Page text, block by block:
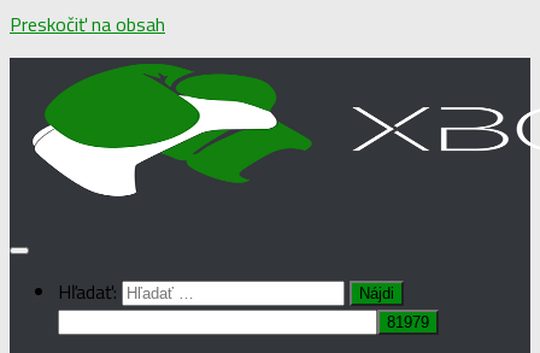
Preskočiť na obsah
Hľadať: